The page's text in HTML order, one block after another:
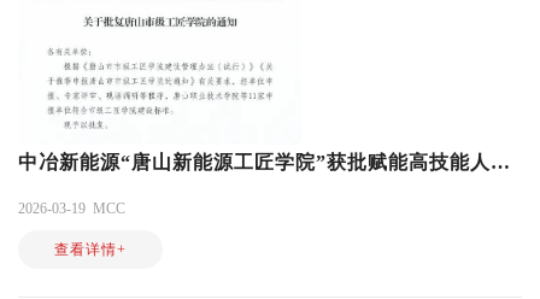
中冶新能源“唐山新能源工匠学院”获批赋能高技能人才培育
2026-03-19 MCC
查看详情+